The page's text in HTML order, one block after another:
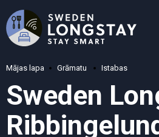
Mājas lapa Grāmatu Istabas
Sweden